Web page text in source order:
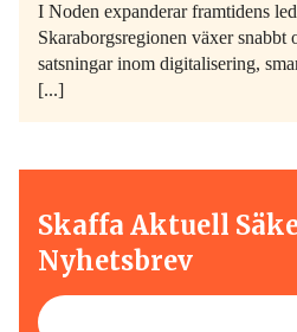
I Noden expanderar framtidens
Skaraborgsregionen växer snabbt
satsningar inom digitalisering,
[...]
Skaffa Aktuell
Nyhetsbrev